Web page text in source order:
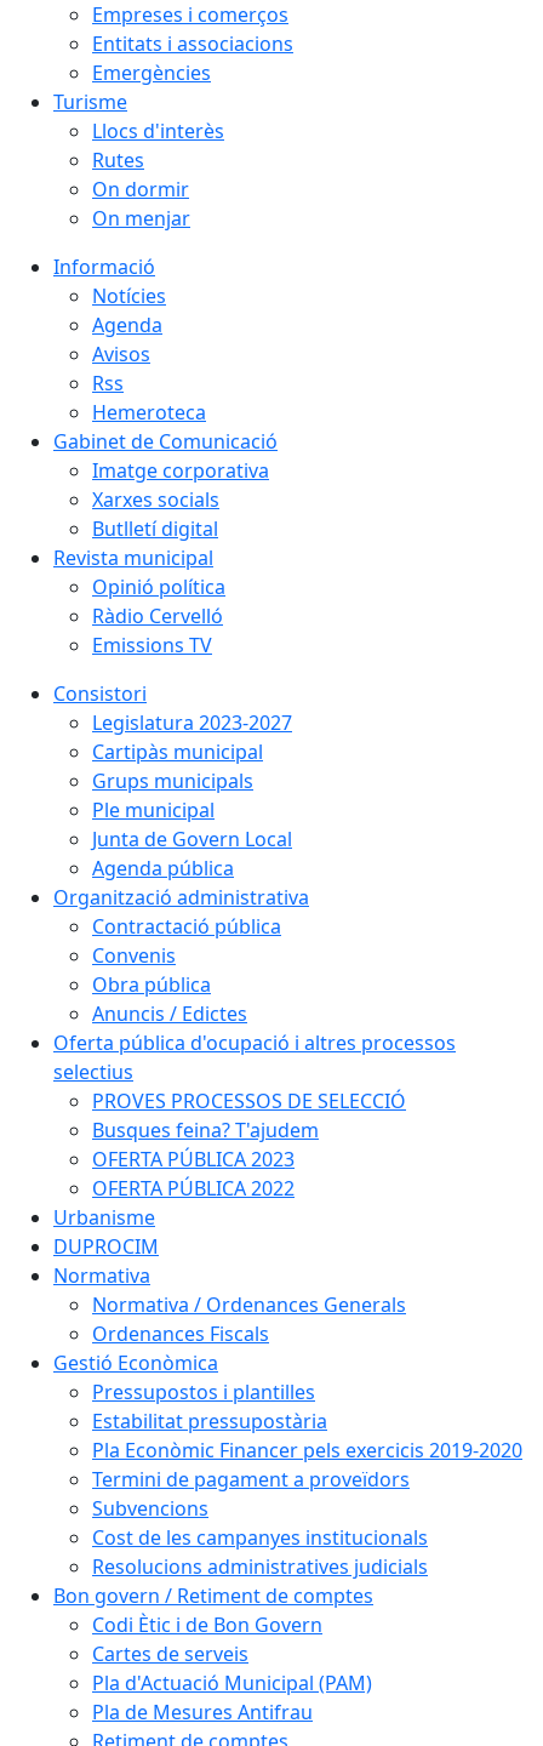
Empreses i comerços
Entitats i associacions
Emergències
Turisme
Llocs d'interès
Rutes
On dormir
On menjar
Informació
Notícies
Agenda
Avisos
Rss
Hemeroteca
Gabinet de Comunicació
Imatge corporativa
Xarxes socials
Butlletí digital
Revista municipal
Opinió política
Ràdio Cervelló
Emissions TV
Consistori
Legislatura 2023-2027
Cartipàs municipal
Grups municipals
Ple municipal
Junta de Govern Local
Agenda pública
Organització administrativa
Contractació pública
Convenis
Obra pública
Anuncis / Edictes
Oferta pública d'ocupació i altres processos
selectius
PROVES PROCESSOS DE SELECCIÓ
Busques feina? T'ajudem
OFERTA PÚBLICA 2023
OFERTA PÚBLICA 2022
Urbanisme
DUPROCIM
Normativa
Normativa / Ordenances Generals
Ordenances Fiscals
Gestió Econòmica
Pressupostos i plantilles
Estabilitat pressupostària
Pla Econòmic Financer pels exercicis 2019-2020
Termini de pagament a proveïdors
Subvencions
Cost de les campanyes institucionals
Resolucions administratives judicials
Bon govern / Retiment de comptes
Codi Ètic i de Bon Govern
Cartes de serveis
Pla d'Actuació Municipal (PAM)
Pla de Mesures Antifrau